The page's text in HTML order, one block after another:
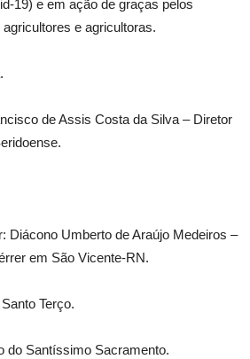
19) e em ação de graças pelos
e agricultoras.
de Assis Costa da Silva – Diretor
Diácono Umberto de Araújo Medeiros –
em São Vicente-RN.
Terço.
do Santíssimo Sacramento.